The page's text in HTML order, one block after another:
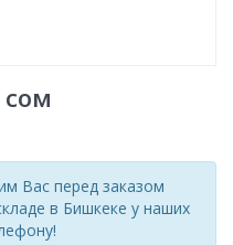
сом
Вас перед заказом
в Бишкеке у наших